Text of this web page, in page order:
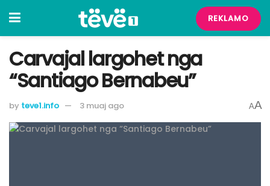
REKLAMO
Carvajal largohet nga
“Santiago Bernabeu”
by teve1.info 3 muaj ago AA